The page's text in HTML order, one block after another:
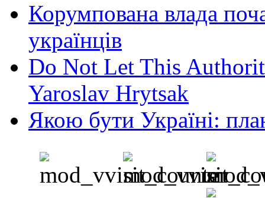
Корумпована влада
українців
Do Not Let This
Yaroslav Hrytsak
Якою бути Україні: